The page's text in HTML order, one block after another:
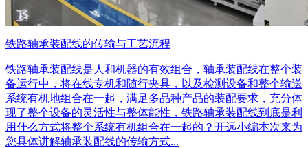
铁路轴承装配线的传输与工艺流程
铁路轴承装配线是人和机器的有效组合，轴承装配线在整个装
备运行中，将在线专机和随行夹具，以及检测设备和整个输送
系统有机地组合在一起，满足多品种产品的装配要求，充分体
现了整个设备的灵活性与整体能性，铁路轴承装配线到底是利
用什么方式将整个系统有机组合在一起的？开远小编本次来为
您具体讲解轴承装配线的传输方式...